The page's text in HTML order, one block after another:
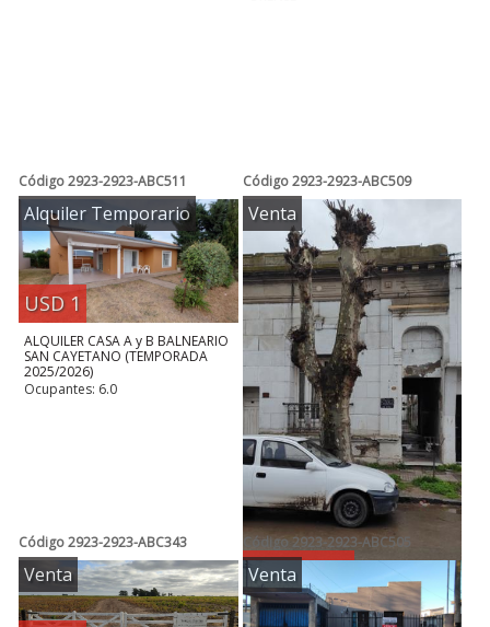
Código2923-2923-ABC511
Alquiler Temporario
USD 1
ALQUILER CASA A y B BALNEARIO
SAN CAYETANO (TEMPORADA
2025/2026)
Ocupantes: 6.0
Código2923-2923-ABC509
Venta
USD 15000
VENDO PH A RECICLAR (CALLE
56-3152) NECOCHEA
Código2923-2923-ABC343
Venta
Código2923-2923-ABC505
Venta